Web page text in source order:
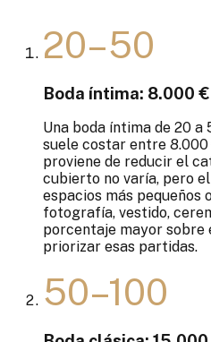
20–50
Boda íntima: 8.000
Una boda íntima de 20 a
suele costar entre 8.000
proviene de reducir el
cubierto no varía, pero
espacios más
fotografía, vestido,
porcentaje mayor sobre
priorizar esas partidas.
50–100